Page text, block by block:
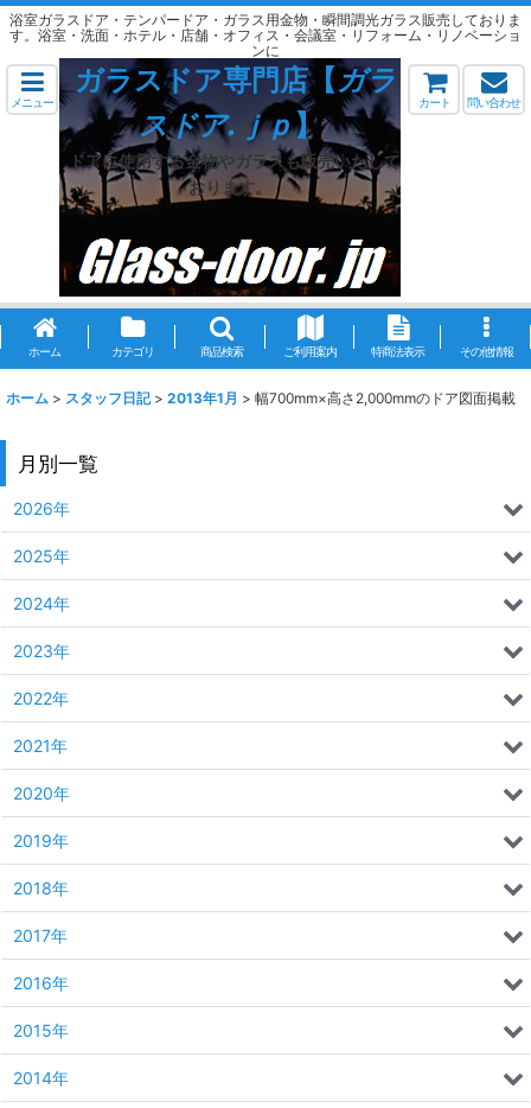
浴室ガラスドア・テンパードア・ガラス用金物・瞬間調光ガラス販売しておりま
す。浴室・洗面・ホテル・店舗・オフィス・会議室・リフォーム・リノベーショ
ンに
メニュー
ガラスドア専門店【ガラ
スドア.ｊｐ】
ドアに使用する金物やガラスも販売いたして
おります。
カート 問い合わせ
ホーム カテゴリ 商品検索 ご利用案内 特商法表示 その他情報
ホーム > スタッフ日記 > 2013年1月 > 幅700mm×高さ2,000mmのドア図面掲載
月別一覧
2026年
2025年
2024年
2023年
2022年
2021年
2020年
2019年
2018年
2017年
2016年
2015年
2014年